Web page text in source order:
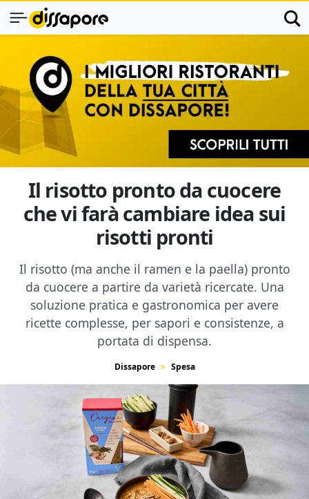
Il risotto pronto da cuocere
che vi farà cambiare idea sui
risotti pronti
Il risotto (ma anche il ramen e la paella) pronto
da cuocere a partire da varietà ricercate. Una
soluzione pratica e gastronomica per avere
ricette complesse, per sapori e consistenze, a
portata di dispensa.
Dissapore Spesa